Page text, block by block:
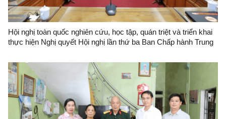
Hội nghị toàn quốc nghiên cứu, học tập, quán triệt và triển khai
thực hiện Nghị quyết Hội nghị lần thứ ba Ban Chấp hành Trung